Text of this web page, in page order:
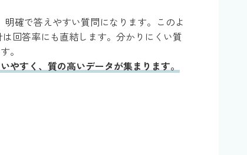
確で答えやすい質問になります。このよ
回答率にも直結します。分かりにくい質
。
やすく、質の高いデータが集まります。